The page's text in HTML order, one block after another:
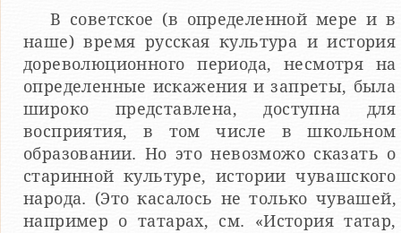
В советское (в определенной мере и в
наше) время русская культура и история
дореволюционного периода, несмотря на
определенные искажения и запреты, была
широко представлена, доступна для
восприятия, в том числе в школьном
образовании. Но это невозможо сказать о
старинной культуре, истории чувашского
народа. (Это касалось не только чувашей,
например о татарах, см. «История татар,